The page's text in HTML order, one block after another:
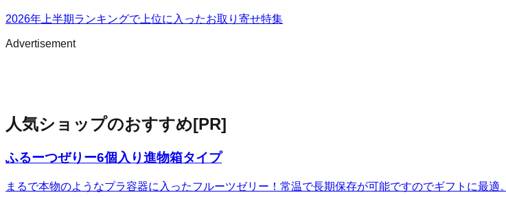
2026年上半期ランキングで上位に入ったお取り寄せ特集
Advertisement
人気ショップのおすすめ[PR]
ふるーつぜりー6個入り進物箱タイプ
まるで本物のようなプラ容器に入ったフルーツゼリー！常温で長期保存が可能ですのでギフトに最適。